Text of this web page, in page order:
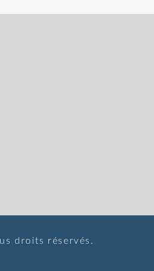
droits réservés.